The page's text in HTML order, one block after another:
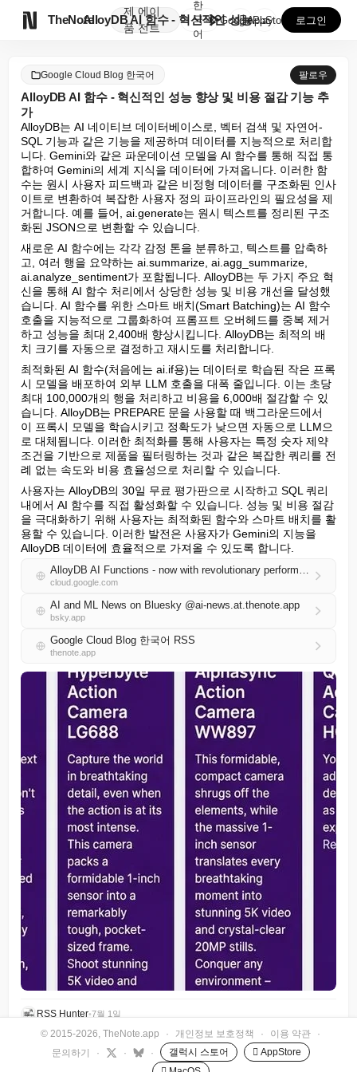
TheNote
제
품
에이
전트
AlloyDB AI 함수 - 혁신적인 성능 향상 및 비...
한
국
어
GooglePlay
AppStore 로그인
Google Cloud Blog 한국어 팔로우
AlloyDB AI 함수 - 혁신적인 성능 향상 및 비용 절감 기능 추
가
AlloyDB는 AI 네이티브 데이터베이스로, 벡터 검색 및 자연어-
SQL 기능과 같은 기능을 제공하며 데이터를 지능적으로 처리합
니다. Gemini와 같은 파운데이션 모델을 AI 함수를 통해 직접 통
합하여 Gemini의 세계 지식을 데이터에 가져옵니다. 이러한 함
수는 원시 사용자 피드백과 같은 비정형 데이터를 구조화된 인사
이트로 변환하여 복잡한 사용자 정의 파이프라인의 필요성을 제
거합니다. 예를 들어, ai.generate는 원시 텍스트를 정리된 구조
화된 JSON으로 변환할 수 있습니다.
새로운 AI 함수에는 각각 감정 톤을 분류하고, 텍스트를 압축하
고, 여러 행을 요약하는 ai.summarize, ai.agg_summarize,
ai.analyze_sentiment가 포함됩니다. AlloyDB는 두 가지 주요 혁
신을 통해 AI 함수 처리에서 상당한 성능 및 비용 개선을 달성했
습니다. AI 함수를 위한 스마트 배치(Smart Batching)는 AI 함수
호출을 지능적으로 그룹화하여 프롬프트 오버헤드를 중복 제거
하고 성능을 최대 2,400배 향상시킵니다. AlloyDB는 최적의 배
치 크기를 자동으로 결정하고 재시도를 처리합니다.
최적화된 AI 함수(처음에는 ai.if용)는 데이터로 학습된 작은 프록
시 모델을 배포하여 외부 LLM 호출을 대폭 줄입니다. 이는 초당
최대 100,000개의 행을 처리하고 비용을 6,000배 절감할 수 있
습니다. AlloyDB는 PREPARE 문을 사용할 때 백그라운드에서
이 프록시 모델을 학습시키고 정확도가 낮으면 자동으로 LLM으
로 대체됩니다. 이러한 최적화를 통해 사용자는 특정 숫자 제약
조건을 기반으로 제품을 필터링하는 것과 같은 복잡한 쿼리를 전
례 없는 속도와 비용 효율성으로 처리할 수 있습니다.
사용자는 AlloyDB의 30일 무료 평가판으로 시작하고 SQL 쿼리
내에서 AI 함수를 직접 활성화할 수 있습니다. 성능 및 비용 절감
을 극대화하기 위해 사용자는 최적화된 함수와 스마트 배치를 활
용할 수 있습니다. 이러한 발전은 사용자가 Gemini의 지능을
AlloyDB 데이터에 효율적으로 가져올 수 있도록 합니다.
AlloyDB AI Functions - now with revolutionary performance boosts and cost savings
cloud.google.com
AI and ML News on Bluesky @ai-news.at.thenote.app
bsky.app
Google Cloud Blog 한국어 RSS
thenote.app
RSS Hunter•7월 1일
© 2015-2026, TheNote.app · 개인정보 보호정책 · 이용 약관
·
문의하기
· · · 갤럭시 스토어
 AppStore